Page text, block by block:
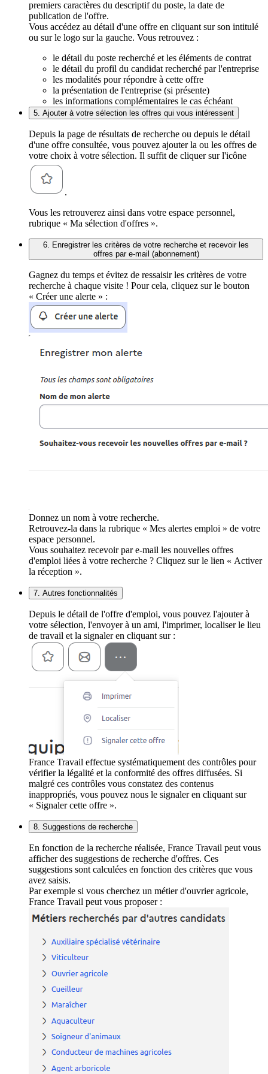
premiers caractères du descriptif du poste, la date de
publication de l'offre.
Vous accédez au détail d'une offre en cliquant sur son intitulé
ou sur le logo sur la gauche. Vous retrouvez :
le détail du poste recherché et les éléments de contrat
le détail du profil du candidat recherché par l'entreprise
les modalités pour répondre à cette offre
la présentation de l'entreprise (si présente)
les informations complémentaires le cas échéant
5. Ajouter à votre sélection les offres qui vous intéressent
Depuis la page de résultats de recherche ou depuis le détail
d'une offre consultée, vous pouvez ajouter la ou les offres de
votre choix à votre sélection. Il suffit de cliquer sur l'icône
.
Vous les retrouverez ainsi dans votre espace personnel,
rubrique « Ma sélection d'offres ».
6. Enregistrer les critères de votre recherche et recevoir les
offres par e-mail (abonnement)
Gagnez du temps et évitez de ressaisir les critères de votre
recherche à chaque visite ! Pour cela, cliquez sur le bouton
« Créer une alerte » :
Donnez un nom à votre recherche.
Retrouvez-la dans la rubrique « Mes alertes emploi » de votre
espace personnel.
Vous souhaitez recevoir par e-mail les nouvelles offres
d'emploi liées à votre recherche ? Cliquez sur le lien « Activer
la réception ».
7. Autres fonctionnalités
Depuis le détail de l'offre d'emploi, vous pouvez l'ajouter à
votre sélection, l'envoyer à un ami, l'imprimer, localiser le lieu
de travail et la signaler en cliquant sur :
France Travail effectue systématiquement des contrôles pour
vérifier la légalité et la conformité des offres diffusées. Si
malgré ces contrôles vous constatez des contenus
inappropriés, vous pouvez nous le signaler en cliquant sur
« Signaler cette offre ».
8. Suggestions de recherche
En fonction de la recherche réalisée, France Travail peut vous
afficher des suggestions de recherche d'offres. Ces
suggestions sont calculées en fonction des critères que vous
avez saisis.
Par exemple si vous cherchez un métier d'ouvrier agricole,
France Travail peut vous proposer :